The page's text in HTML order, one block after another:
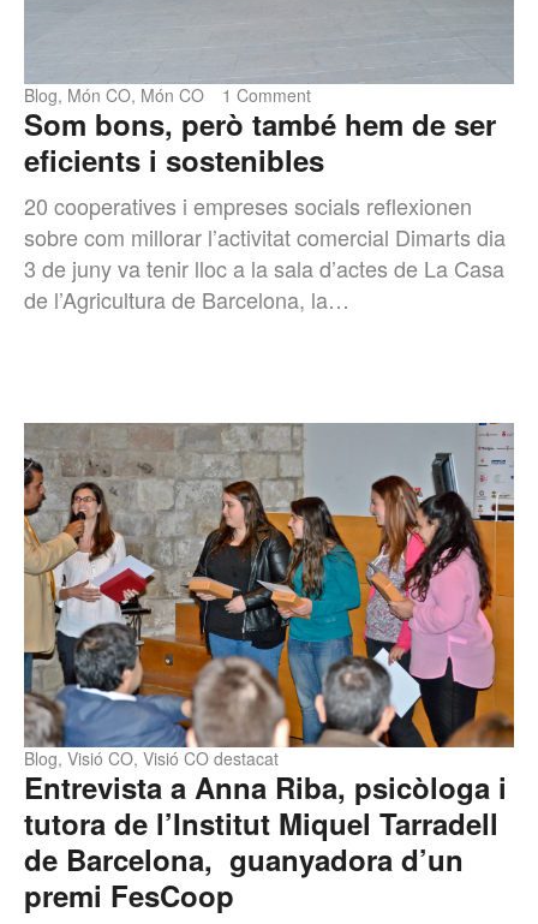
Som bons, però també hem de ser
eficients i sostenibles
Blog, Món CO, Món CO 1 Comment
20 cooperatives i empreses socials reflexionen
sobre com millorar l’activitat comercial Dimarts dia
3 de juny va tenir lloc a la sala d’actes de La Casa
de l’Agricultura de Barcelona, la…
Entrevista a Anna Riba, psicòloga i
tutora de l’Institut Miquel Tarradell
de Barcelona, guanyadora d’un
premi FesCoop
Blog, Visió CO, Visió CO destacat